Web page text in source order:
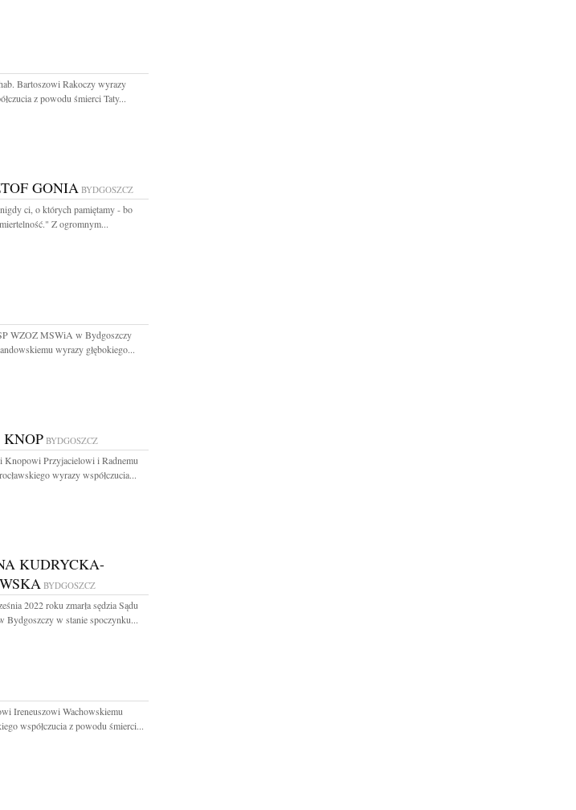
Bartoszowi Rakoczy wyrazy
z powodu śmierci Taty...
GONIA BYDGOSZCZ
ci, o których pamiętamy - bo
Z ogromnym...
WZOZ MSWiA w Bydgoszczy
wyrazy głębokiego...
BYDGOSZCZ
Knopowi Przyjacielowi i Radnemu
wyrazy współczucia...
KUDRYCKA-
BYDGOSZCZ
2022 roku zmarła sędzia Sądu
Bydgoszczy w stanie spoczynku...
Ireneuszowi Wachowskiemu
współczucia z powodu śmierci...